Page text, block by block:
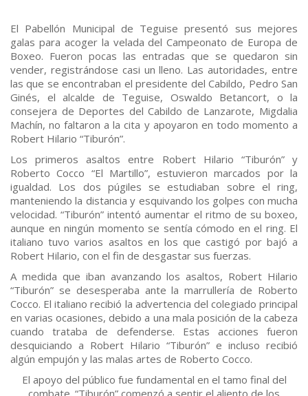
El Pabellón Municipal de Teguise presentó sus mejores
galas para acoger la velada del Campeonato de Europa de
Boxeo. Fueron pocas las entradas que se quedaron sin
vender, registrándose casi un lleno. Las autoridades, entre
las que se encontraban el presidente del Cabildo, Pedro San
Ginés, el alcalde de Teguise, Oswaldo Betancort, o la
consejera de Deportes del Cabildo de Lanzarote, Migdalia
Machín, no faltaron a la cita y apoyaron en todo momento a
Robert Hilario “Tiburón”.
Los primeros asaltos entre Robert Hilario “Tiburón” y
Roberto Cocco “El Martillo”, estuvieron marcados por la
igualdad. Los dos púgiles se estudiaban sobre el ring,
manteniendo la distancia y esquivando los golpes con mucha
velocidad. “Tiburón” intentó aumentar el ritmo de su boxeo,
aunque en ningún momento se sentía cómodo en el ring. El
italiano tuvo varios asaltos en los que castigó por bajó a
Robert Hilario, con el fin de desgastar sus fuerzas.
A medida que iban avanzando los asaltos, Robert Hilario
“Tiburón” se desesperaba ante la marrullería de Roberto
Cocco. El italiano recibió la advertencia del colegiado principal
en varias ocasiones, debido a una mala posición de la cabeza
cuando trataba de defenderse. Estas acciones fueron
desquiciando a Robert Hilario “Tiburón” e incluso recibió
algún empujón y las malas artes de Roberto Cocco.
El apoyo del público fue fundamental en el tamo final del